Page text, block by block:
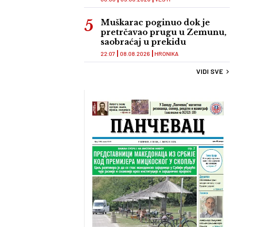
Muškarac poginuo dok je
pretrčavao prugu u Zemunu,
saobraćaj u prekidu
HRONIKA
22:07 08.08.2026
VIDI SVE